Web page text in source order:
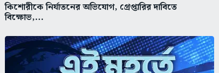
কিশোরীকে নির্যাতনের অভিযোগ, গ্রেপ্তারির দাবিতে
বিক্ষোভ,...